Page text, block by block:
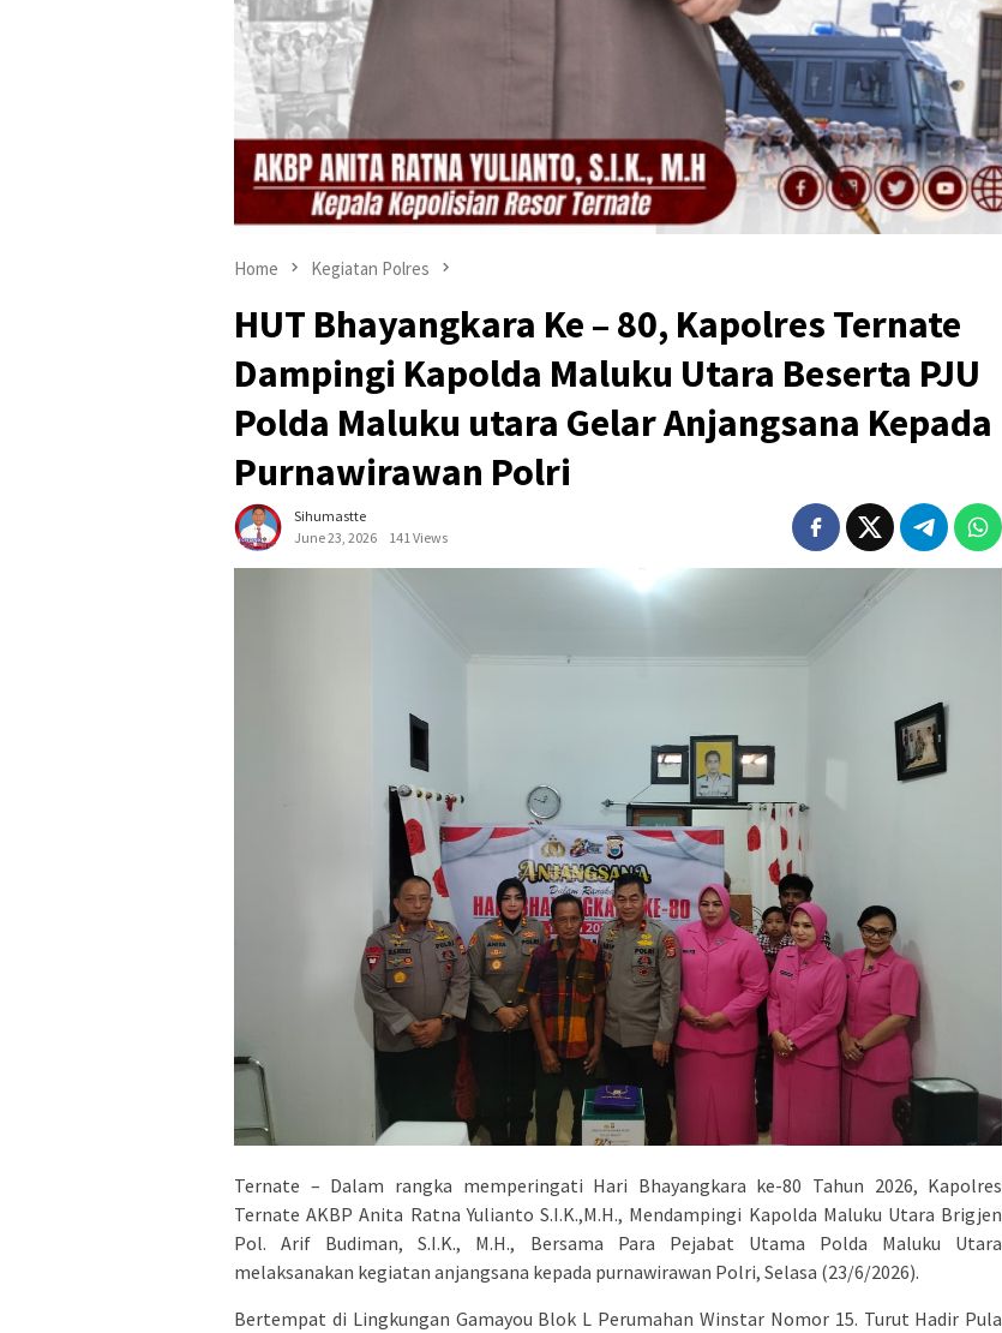
Home Kegiatan Polres
HUT Bhayangkara Ke – 80, Kapolres Ternate
Dampingi Kapolda Maluku Utara Beserta PJU
Polda Maluku utara Gelar Anjangsana Kepada
Purnawirawan Polri
Sihumastte
June 23, 2026
141 Views
Ternate – Dalam rangka memperingati Hari Bhayangkara ke-80 Tahun 2026, Kapolres
Ternate AKBP Anita Ratna Yulianto S.I.K.,M.H., Mendampingi Kapolda Maluku Utara Brigjen
Pol. Arif Budiman, S.I.K., M.H., Bersama Para Pejabat Utama Polda Maluku Utara
melaksanakan kegiatan anjangsana kepada purnawirawan Polri, Selasa (23/6/2026).
Bertempat di Lingkungan Gamayou Blok L Perumahan Winstar Nomor 15. Turut Hadir Pula